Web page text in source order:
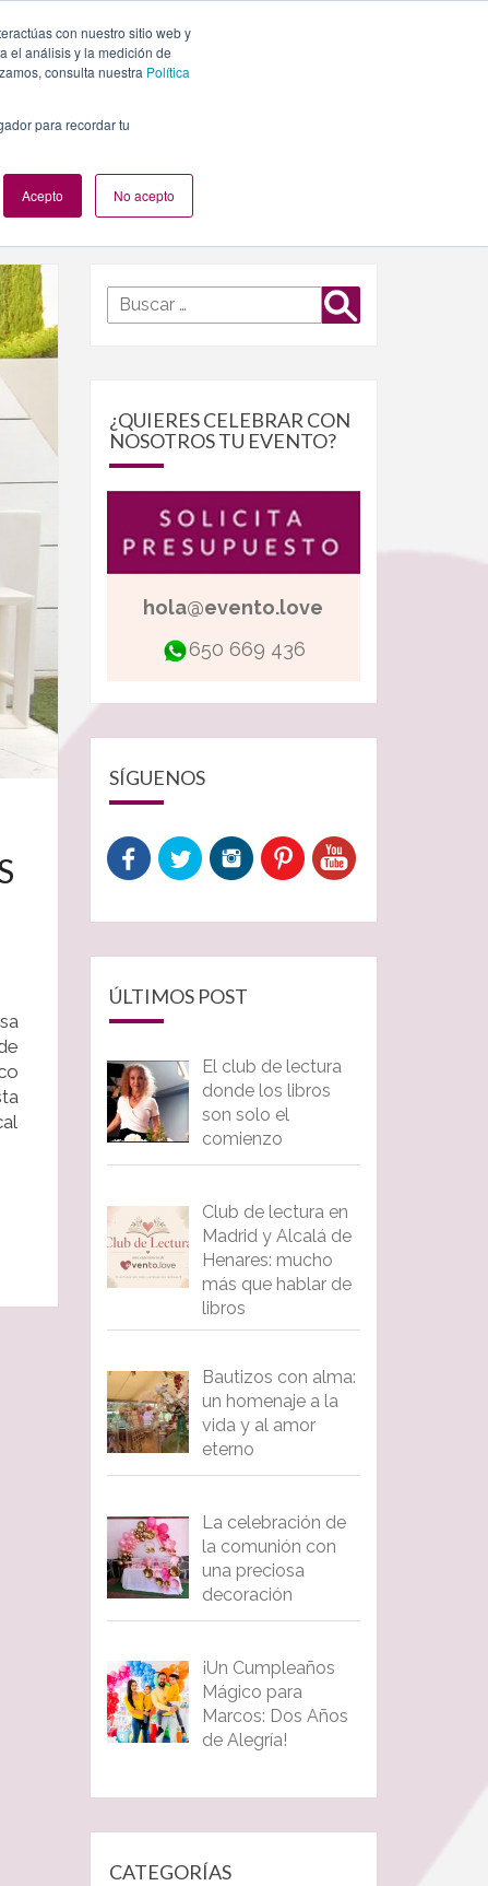
con nuestro sitio web y
el análisis y la medición de
consulta nuestra Política
para recordar tu
Acepto No acepto
PLANES NUESTROS EVENTOS
Buscar
por:
Buscar
¿QUIERES CELEBRAR CON
NOSOTROS TU EVENTO?
hola@evento.love
650 669 436
SÍGUENOS
ÚLTIMOS POST
El club de lectura
donde los libros
son solo el
comienzo
Club de lectura en
Madrid y Alcalá de
Henares: mucho
más que hablar de
libros
Bautizos con alma:
un homenaje a la
vida y al amor
eterno
La celebración de
la comunión con
una preciosa
decoración
¡Un Cumpleaños
Mágico para
Marcos: Dos Años
de Alegría!
CATEGORÍAS